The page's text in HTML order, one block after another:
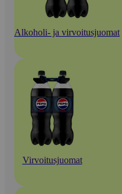
Alkoholi- ja virvoitusjuomat
Virvoitusjuomat